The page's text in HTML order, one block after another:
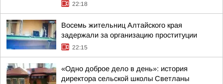
22:18
Восемь жительниц Алтайского края
задержали за организацию проституции
22:15
«Одно доброе дело в день»: история
директора сельской школы Светланы